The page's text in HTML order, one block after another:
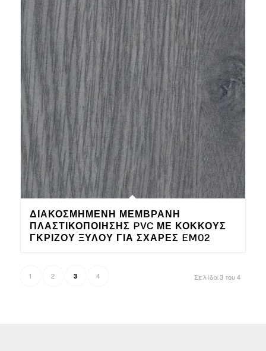
ΔΙΑΚΟΣΜΗΜΈΝΗ ΜΕΜΒΡΆΝΗ
ΠΛΑΣΤΙΚΟΠΟΊΗΣΗΣ PVC ΜΕ ΚΌΚΚΟΥΣ
ΓΚΡΊΖΟΥ ΞΎΛΟΥ ΓΙΑ ΣΧΆΡΕΣ EM02
Σελίδα 3 του 4
1 2 3 4